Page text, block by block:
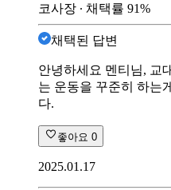
코사장 ∙ 채택률 91%
채택된 답변
안녕하세요 멘티님, 교
는 운동을 꾸준히 하는
다.
좋아요 0
2025.01.17